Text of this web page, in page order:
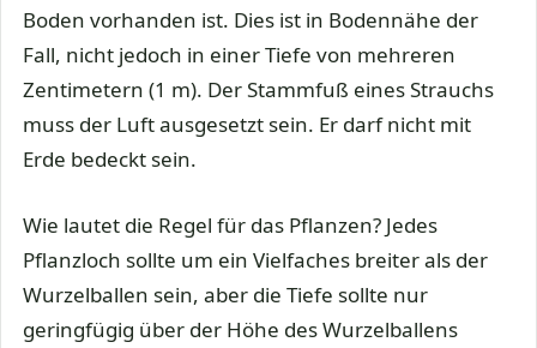
Boden vorhanden ist. Dies ist in Bodennähe der
Fall, nicht jedoch in einer Tiefe von mehreren
Zentimetern (1 m). Der Stammfuß eines Strauchs
muss der Luft ausgesetzt sein. Er darf nicht mit
Erde bedeckt sein.
Wie lautet die Regel für das Pflanzen? Jedes
Pflanzloch sollte um ein Vielfaches breiter als der
Wurzelballen sein, aber die Tiefe sollte nur
geringfügig über der Höhe des Wurzelballens